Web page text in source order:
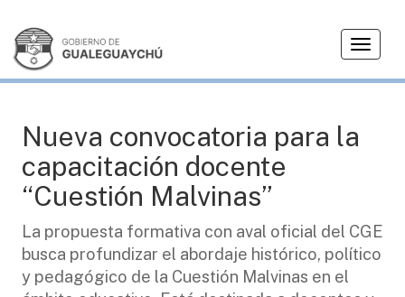
T
g
i
g
a
MALVINAS
Nueva convocatoria para la
capacitación docente
“Cuestión Malvinas”
La propuesta formativa con aval oficial del CGE
busca profundizar el abordaje histórico, político
y pedagógico de la Cuestión Malvinas en el